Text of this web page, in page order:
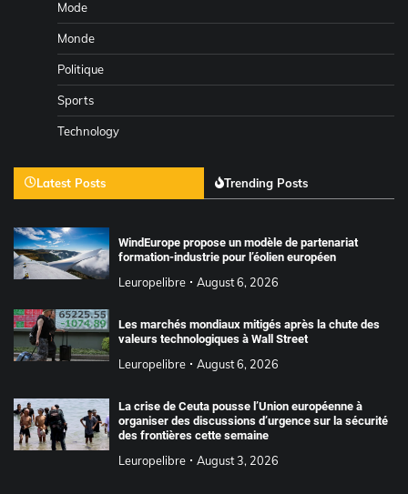
Mode
Monde
Politique
Sports
Technology
Latest Posts Trending Posts
WindEurope propose un modèle de partenariat
formation-industrie pour l’éolien européen
Leuropelibre August 6, 2026
Les marchés mondiaux mitigés après la chute des
valeurs technologiques à Wall Street
Leuropelibre August 6, 2026
La crise de Ceuta pousse l’Union européenne à
organiser des discussions d’urgence sur la sécurité
des frontières cette semaine
Leuropelibre August 3, 2026